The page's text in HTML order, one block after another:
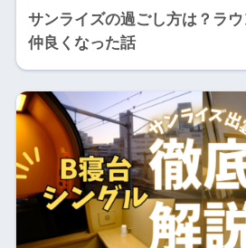
サンライズの過ごし方は？ラ
仲良くなった話